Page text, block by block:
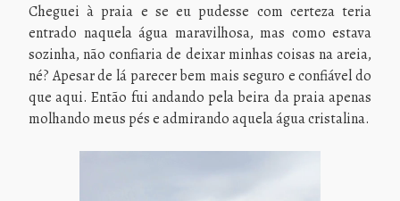
Cheguei à praia e se eu pudesse com certeza teria
entrado naquela água maravilhosa, mas como estava
sozinha, não confiaria de deixar minhas coisas na areia,
né? Apesar de lá parecer bem mais seguro e confiável do
que aqui. Então fui andando pela beira da praia apenas
molhando meus pés e admirando aquela água cristalina.